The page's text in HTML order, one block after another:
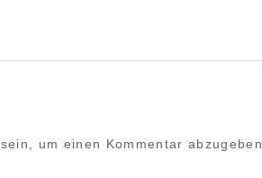
sein, um einen Kommentar abzugeben.